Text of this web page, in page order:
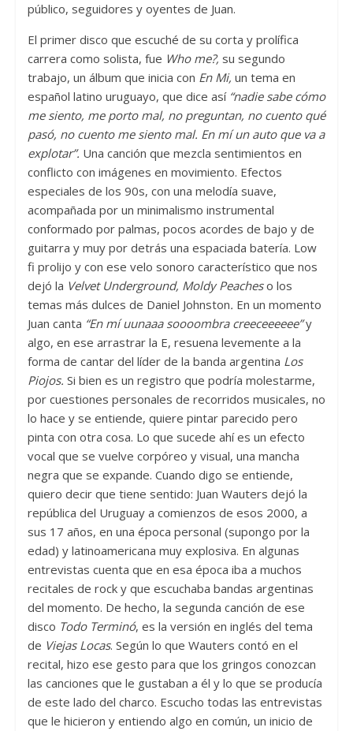
público, seguidores y oyentes de Juan.
El primer disco que escuché de su corta y prolífica
carrera como solista, fue Who me?, su segundo
trabajo, un álbum que inicia con En Mi, un tema en
español latino uruguayo, que dice así “nadie sabe cómo
me siento, me porto mal, no preguntan, no cuento qué
pasó, no cuento me siento mal. En mí un auto que va a
explotar”. Una canción que mezcla sentimientos en
conflicto con imágenes en movimiento. Efectos
especiales de los 90s, con una melodía suave,
acompañada por un minimalismo instrumental
conformado por palmas, pocos acordes de bajo y de
guitarra y muy por detrás una espaciada batería. Low
fi prolijo y con ese velo sonoro característico que nos
dejó la Velvet Underground, Moldy Peacheso los
temas más dulces de Daniel Johnston. En un momento
Juan canta “En mí uunaaa soooombra creeceeeeee”y
algo, en ese arrastrar la E, resuena levemente a la
forma de cantar del líder de la banda argentina Los
Piojos. Si bien es un registro que podría molestarme,
por cuestiones personales de recorridos musicales, no
lo hace y se entiende, quiere pintar parecido pero
pinta con otra cosa. Lo que sucede ahí es un efecto
vocal que se vuelve corpóreo y visual, una mancha
negra que se expande. Cuando digo se entiende,
quiero decir que tiene sentido: Juan Wauters dejó la
república del Uruguay a comienzos de esos 2000, a
sus 17 años, en una época personal (supongo por la
edad) y latinoamericana muy explosiva. En algunas
entrevistas cuenta que en esa época iba a muchos
recitales de rock y que escuchaba bandas argentinas
del momento. De hecho, la segunda canción de ese
disco Todo Terminó, es la versión en inglés del tema
de Viejas Locas. Según lo que Wauters contó en el
recital, hizo ese gesto para que los gringos conozcan
las canciones que le gustaban a él y lo que se producía
de este lado del charco. Escucho todas las entrevistas
que le hicieron y entiendo algo en común, un inicio de